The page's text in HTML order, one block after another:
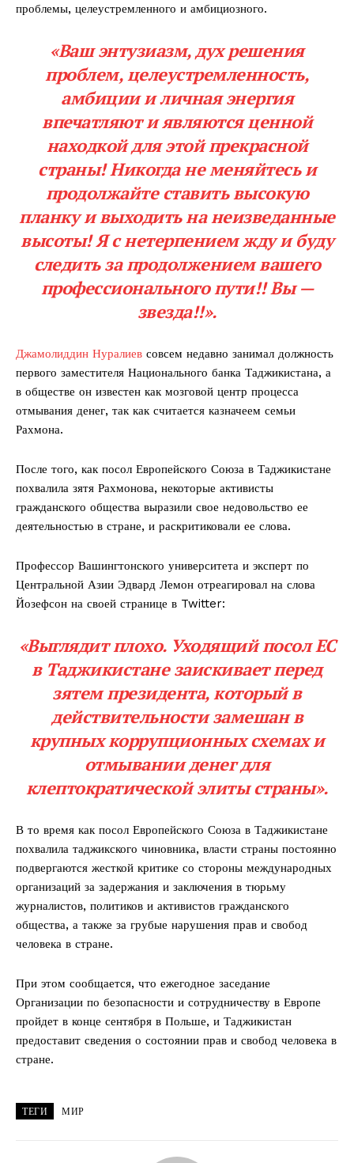
проблемы, целеустремленного и амбициозного.
«Ваш энтузиазм, дух решения
проблем, целеустремленность,
амбиции и личная энергия
впечатляют и являются ценной
находкой для этой прекрасной
страны! Никогда не меняйтесь и
продолжайте ставить высокую
планку и выходить на неизведанные
высоты! Я с нетерпением жду и буду
следить за продолжением вашего
профессионального пути!! Вы —
звезда!!».
Джамолиддин Нуралиев совсем недавно занимал должность
первого заместителя Национального банка Таджикистана, а
в обществе он известен как мозговой центр процесса
отмывания денег, так как считается казначеем семьи
Рахмона.
После того, как посол Европейского Союза в Таджикистане
похвалила зятя Рахмонова, некоторые активисты
гражданского общества выразили свое недовольство ее
деятельностью в стране, и раскритиковали ее слова.
Профессор Вашингтонского университета и эксперт по
Центральной Азии Эдвард Лемон отреагировал на слова
Йозефсон на своей странице в Twitter:
«Выглядит плохо. Уходящий посол ЕС
в Таджикистане заискивает перед
зятем президента, который в
действительности замешан в
крупных коррупционных схемах и
отмывании денег для
клептократической элиты страны».
В то время как посол Европейского Союза в Таджикистане
похвалила таджикского чиновника, власти страны постоянно
подвергаются жесткой критике со стороны международных
организаций за задержания и заключения в тюрьму
журналистов, политиков и активистов гражданского
общества, а также за грубые нарушения прав и свобод
человека в стране.
При этом сообщается, что ежегодное заседание
Организации по безопасности и сотрудничеству в Европе
пройдет в конце сентября в Польше, и Таджикистан
предоставит сведения о состоянии прав и свобод человека в
стране.
ТЕГИ МИР